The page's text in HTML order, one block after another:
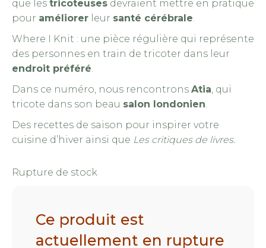
que les tricoteuses devraient mettre en pratique
pour améliorer leur santé cérébrale.
Where I Knit : une pièce régulière qui représente
des personnes en train de tricoter dans leur
endroit préféré.
Dans ce numéro, nous rencontrons Atia, qui
tricote dans son beau salon londonien.
Des recettes de saison pour inspirer votre
cuisine d’hiver ainsi que Les critiques de livres.
Rupture de stock
Ce produit est
actuellement en rupture